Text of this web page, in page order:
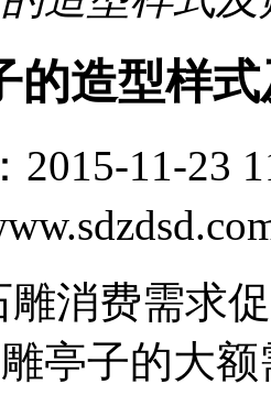
的造型样
2015-11-23
消费需求
亭子的大